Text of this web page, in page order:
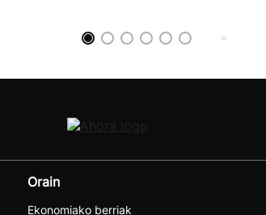
Orain
Ekonomiako berriak